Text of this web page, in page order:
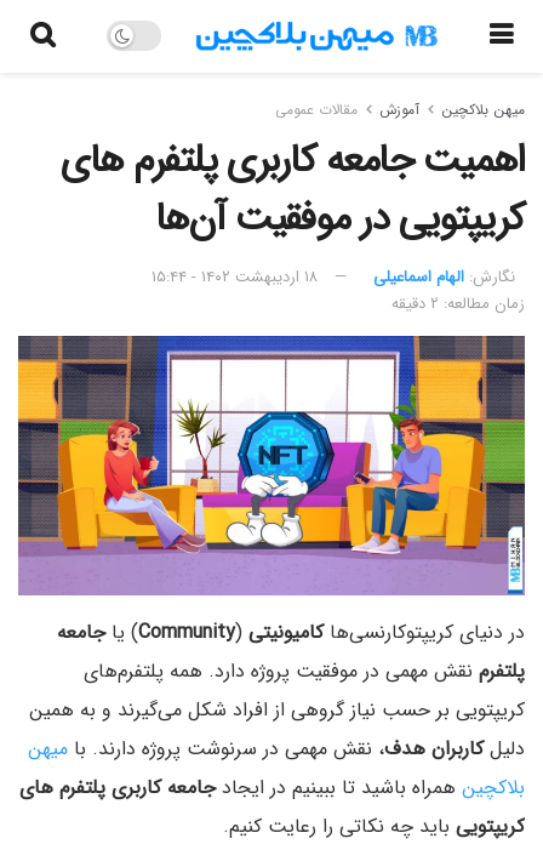
میهن بلاکچین آموزش مقالات عمومی
اهمیت جامعه کاربری پلتفرم‌ های
کریپتویی در موفقیت آن‌ها
نگارش:‌ الهام اسماعیلی
۱۸ اردیبهشت ۱۴۰۲ - ۱۵:۴۴
زمان مطالعه: ۲ دقیقه
در دنیای کریپتوکارنسی‌هاکامیونیتی (
Community) یاجامعه
پلتفرم نقش مهمی در موفقیت پروژه دارد. همه پلتفرم‌های
کریپتویی بر حسب نیاز گروهی از افراد شکل می‌گیرند و به همین
دلیلکاربران هدف، نقش مهمی در سرنوشت پروژه دارند. با میهن
بلاکچین همراه باشید تا ببینیم در ایجادجامعه کاربری پلتفرم‌ های
کریپتویی باید چه نکاتی را رعایت کنیم.